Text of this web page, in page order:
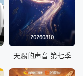
20260810
天赐的声音 第七季